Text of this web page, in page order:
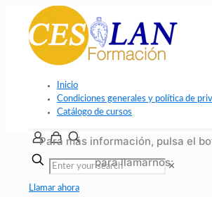
Inicio
Condiciones generales y política de
Catálogo de cursos
✕
Para más información, pulsa el
para llamarnos:
Llamar ahora